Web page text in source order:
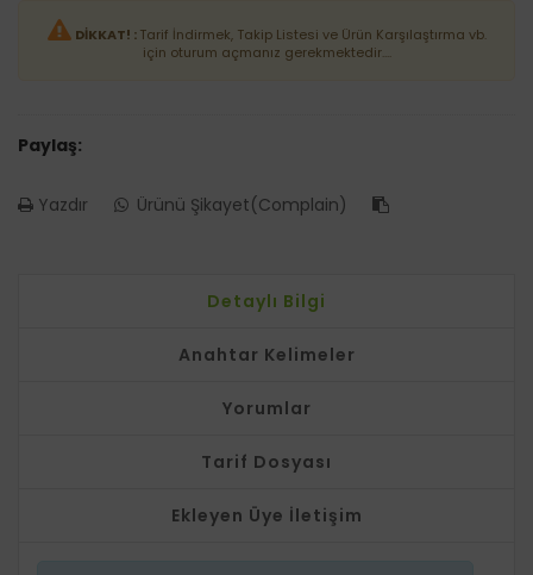
DİKKAT! :Tarif İndirmek, Takip Listesi ve Ürün Karşılaştırma vb.
için oturum açmanız gerekmektedir....
Paylaş:
Yazdır Ürünü Şikayet(Complain)
Detaylı Bilgi
Anahtar Kelimeler
Yorumlar
Tarif Dosyası
Ekleyen Üye İletişim